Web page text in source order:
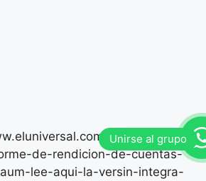
nacion/se
de-rendicion-de-cuentas-
lee-aqui-la-versin-integra-